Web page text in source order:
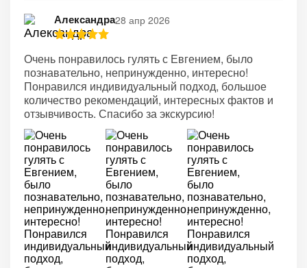
Александра28 апр 2026
Очень понравилось гулять с Евгением, было
познавательно, непринужденно, интересно!
Понравился индивидуальный подход, большое
количество рекомендаций, интересных фактов и
отзывчивость. Спасибо за экскурсию!